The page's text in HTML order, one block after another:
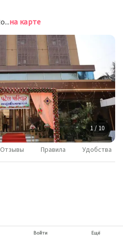
Sarkhej - Bawla Highway Road, Ахмедабадна карте
1 / 10
Отзывы Правила Удобства
Войти Ещё